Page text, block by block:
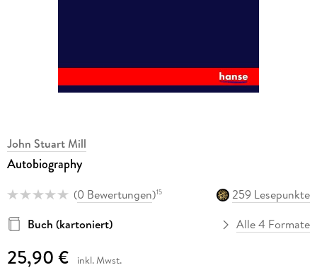
John Stuart Mill
Autobiography
(0 Bewertungen)15
259 Lesepunkte
Buch (kartoniert)
Alle 4 Formate
25,90 € inkl. Mwst.